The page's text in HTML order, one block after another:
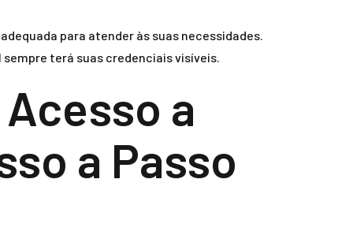
para atender às suas necessidades.
terá suas credenciais visíveis.
a
a Passo